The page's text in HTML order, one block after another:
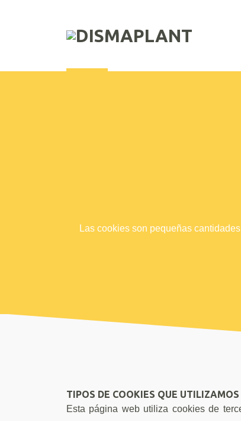
Las cookies son pequeñas
TIPOS DE COOKIES QUE UTILIZAMOS
Esta página web utiliza cookies de